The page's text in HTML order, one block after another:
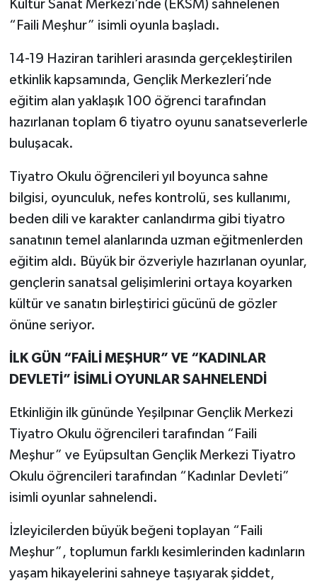
Kültür Sanat Merkezi’nde (EKSM) sahnelenen
“Faili Meşhur” isimli oyunla başladı.
14-19 Haziran tarihleri arasında gerçekleştirilen
etkinlik kapsamında, Gençlik Merkezleri’nde
eğitim alan yaklaşık 100 öğrenci tarafından
hazırlanan toplam 6 tiyatro oyunu sanatseverlerle
buluşacak.
Tiyatro Okulu öğrencileri yıl boyunca sahne
bilgisi, oyunculuk, nefes kontrolü, ses kullanımı,
beden dili ve karakter canlandırma gibi tiyatro
sanatının temel alanlarında uzman eğitmenlerden
eğitim aldı. Büyük bir özveriyle hazırlanan oyunlar,
gençlerin sanatsal gelişimlerini ortaya koyarken
kültür ve sanatın birleştirici gücünü de gözler
önüne seriyor.
İLK GÜN “FAİLİ MEŞHUR” VE “KADINLAR
DEVLETİ” İSİMLİ OYUNLAR SAHNELENDİ
Etkinliğin ilk gününde Yeşilpınar Gençlik Merkezi
Tiyatro Okulu öğrencileri tarafından “Faili
Meşhur” ve Eyüpsultan Gençlik Merkezi Tiyatro
Okulu öğrencileri tarafından “Kadınlar Devleti”
isimli oyunlar sahnelendi.
İzleyicilerden büyük beğeni toplayan “Faili
Meşhur”, toplumun farklı kesimlerinden kadınların
yaşam hikayelerini sahneye taşıyarak şiddet,